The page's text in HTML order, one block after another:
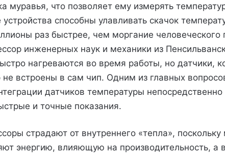
муравья, что позволяет ему измерять
способны улавливать скачок
раз быстрее, чем моргание человеческого
инженерных наук и механики из
нагреваются во время работы, но датчики,
встроены в сам чип. Одним из главных
датчиков температуры
и точные показания.
страдают от внутреннего «тепла»,
энергию, влияющую на производительность, а